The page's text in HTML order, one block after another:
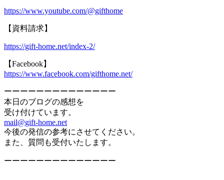
https://www.youtube.com/@gifthome
【資料請求】
https://gift-home.net/index-2/
【Facebook】
https://www.facebook.com/gifthome.net/
ーーーーーーーーーーーーーー
本日のブログの感想を
受け付けています。
mail@gift-home.net
今後の発信の参考にさせてください。
また、質問も受付いたします。
ーーーーーーーーーーーーーー